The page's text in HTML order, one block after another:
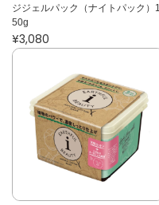
ジジェルパック（ナイトパック）1
50g
¥3,080